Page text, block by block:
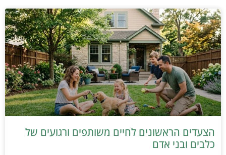
הצעדים הראשונים לחיים משותפים ורגועים של
כלבים ובני אדם